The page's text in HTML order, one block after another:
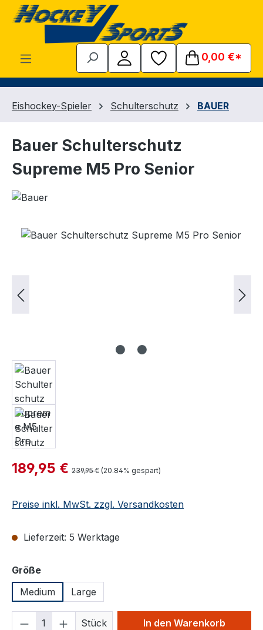
Zum Hauptinhalt springen
0,00 €*
Eishockey-Spieler Schulterschutz BAUER
Bauer Schulterschutz
Supreme M5 Pro Senior
Bildergalerie überspringen
Verkaufspreis:
189,95 € Regulärer Preis:
239,95 € (20.84% gespart)
Preise inkl. MwSt. zzgl. Versandkosten
Lieferzeit: 5 Werktage
Größeauswählen
Medium
Large
Produkt Anzahl: Gib den
Stück In den Warenkorb